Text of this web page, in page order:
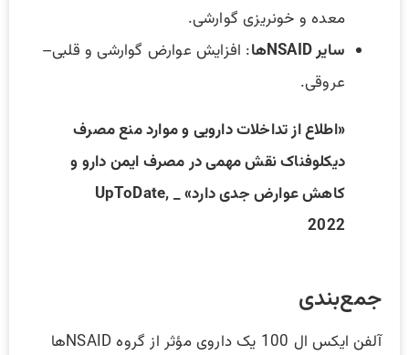
معده و خونریزی گوارشی.
سایر NSAIDها
: افزایش عوارض گوارشی و قلبی–
عروقی.
«اطلاع از تداخلات دارویی و موارد منع مصرف
دیکلوفناک نقش مهمی در مصرف ایمن دارو و
کاهش عوارض جدی دارد» _ UpToDate,
2022
جمع‌بندی
آلفن ایکس ال 100 یک داروی مؤثر از گروه NSAIDها